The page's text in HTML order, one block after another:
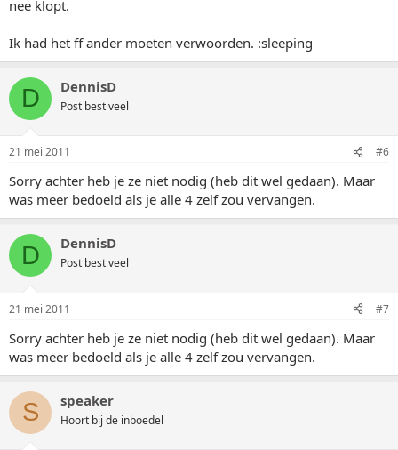
nee klopt.
Ik had het ff ander moeten verwoorden. :sleeping
D DennisD
Post best veel
21 mei 2011 #6
Sorry achter heb je ze niet nodig (heb dit wel gedaan). Maar
was meer bedoeld als je alle 4 zelf zou vervangen.
D DennisD
Post best veel
21 mei 2011 #7
Sorry achter heb je ze niet nodig (heb dit wel gedaan). Maar
was meer bedoeld als je alle 4 zelf zou vervangen.
S speaker
Hoort bij de inboedel